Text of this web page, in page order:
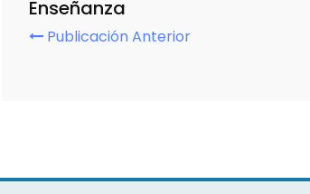
Enseñanza
Publicación Anterior